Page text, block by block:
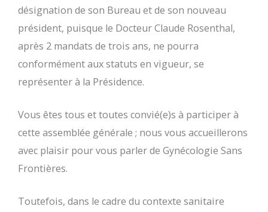
désignation de son Bureau et de son nouveau
président, puisque le Docteur Claude Rosenthal,
après 2 mandats de trois ans, ne pourra
conformément aux statuts en vigueur, se
représenter à la Présidence.
Vous êtes tous et toutes convié(e)s à participer à
cette assemblée générale ; nous vous accueillerons
avec plaisir pour vous parler de Gynécologie Sans
Frontières.
Toutefois, dans le cadre du contexte sanitaire